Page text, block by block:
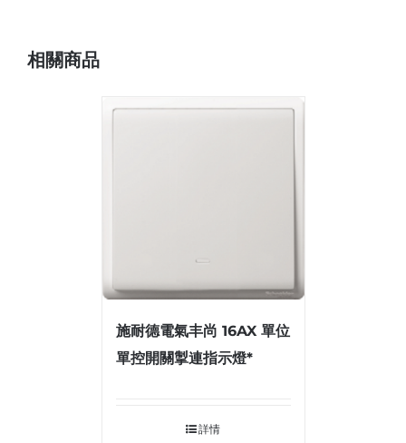
相關商品
施耐德電氣丰尚 16AX 單位
單控開關掣連指示燈*
詳情